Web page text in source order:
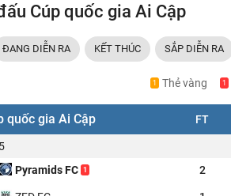
Cúp quốc gia Ai Cập
ĐANG DIỄN RA KẾT THÚC SẮP DIỄN RA
1 Thẻ vàng 1
quốc gia Ai Cập FT
Pyramids FC 1 2